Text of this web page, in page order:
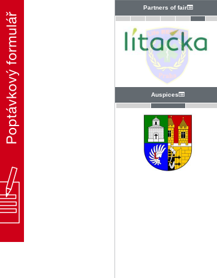
Partners of fair
Auspices